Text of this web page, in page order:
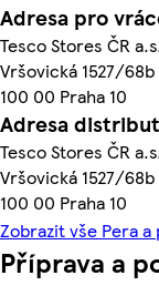
Adresa pro
Tesco Stores ČR
Vršovická 1527/68b
100 00 Praha 10
Adresa
Tesco Stores ČR
Vršovická 1527/68b
100 00 Praha 10
Zobrazit vše Pera
Příprava a